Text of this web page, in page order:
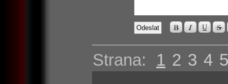
Strana: 1 2 3 4 5